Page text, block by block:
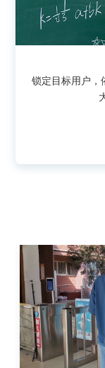
锁定目标用户，